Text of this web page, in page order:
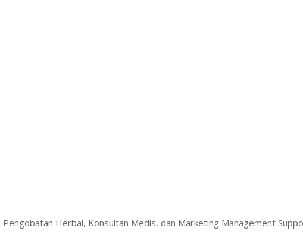
Herbal, Konsultan Medis, dan Marketing Management